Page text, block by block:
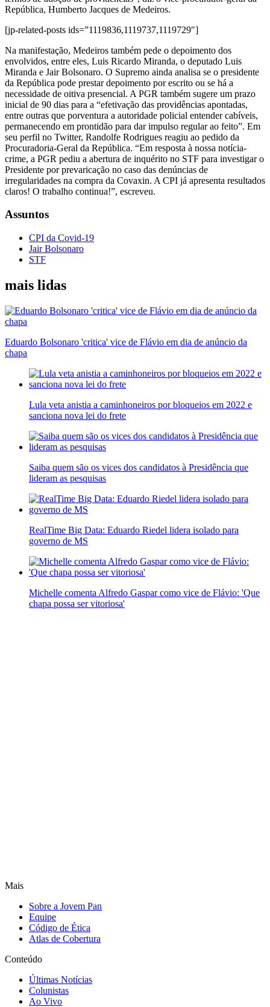
República, Humberto Jacques de Medeiros.
[jp-related-posts ids=”1119836,1119737,1119729″]
Na manifestação, Medeiros também pede o depoimento dos
envolvidos, entre eles, Luis Ricardo Miranda, o deputado Luis
Miranda e Jair Bolsonaro. O Supremo ainda analisa se o presidente
da República pode prestar depoimento por escrito ou se há a
necessidade de oitiva presencial. A PGR também sugere um prazo
inicial de 90 dias para a “efetivação das providências apontadas,
entre outras que porventura a autoridade policial entender cabíveis,
permanecendo em prontidão para dar impulso regular ao feito”. Em
seu perfil no Twitter, Randolfe Rodrigues reagiu ao pedido da
Procuradoria-Geral da República. “Em resposta à nossa notícia-
crime, a PGR pediu a abertura de inquérito no STF para investigar o
Presidente por prevaricação no caso das denúncias de
irregularidades na compra da Covaxin. A CPI já apresenta resultados
claros! O trabalho continua!”, escreveu.
Assuntos
CPI da Covid-19
Jair Bolsonaro
STF
mais lidas
Eduardo Bolsonaro 'critica' vice de Flávio em dia de anúncio da
chapa
Lula veta anistia a caminhoneiros por bloqueios em 2022 e
sanciona nova lei do frete
Saiba quem são os vices dos candidatos à Presidência que
lideram as pesquisas
RealTime Big Data: Eduardo Riedel lidera isolado para
governo de MS
Michelle comenta Alfredo Gaspar como vice de Flávio: 'Que
chapa possa ser vitoriosa'
Mais
Sobre a Jovem Pan
Equipe
Código de Ética
Atlas de Cobertura
Conteúdo
Últimas Notícias
Colunistas
Ao Vivo